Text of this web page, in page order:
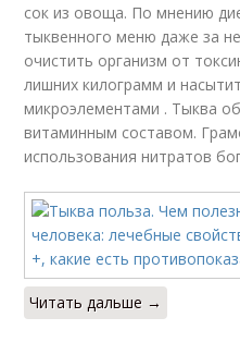
сок из овоща. По мнению
тыквенного меню даже за
очистить организм от
лишних килограмм и
микроэлементами . Тыква
витаминным составом.
использования нитратов
Читать дальше →